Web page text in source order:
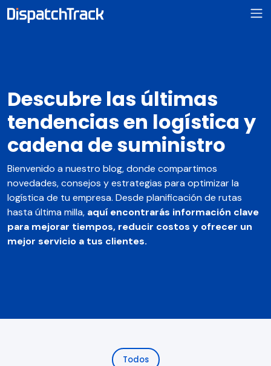
Descubre las últimas
tendencias en logística y
cadena de suministro
Bienvenido a nuestro blog, donde compartimos
novedades, consejos y estrategias para optimizar la
logística de tu empresa. Desde planificación de rutas
hasta última milla, aquí encontrarás información clave
para mejorar tiempos, reducir costos y ofrecer un
mejor servicio a tus clientes.
Todos